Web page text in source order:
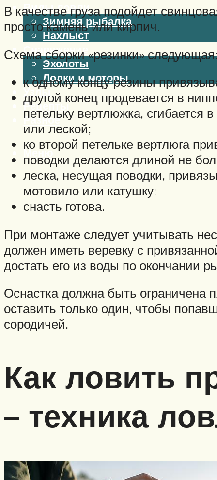
Виды ловли
Зимняя рыбалка
Нахлыст
Снаряжение
Эхолоты
Лодки и моторы
Узлы
Рецепты
Разное
Меню
В качестве груза подойдет
просто камень или кирпич.
Схема сборки «резинки» следующая:
к одному концу резины
другой конец продевается в
петельку вертлюжка, сгибается
или леской;
ко второй петельке вертлюга
поводки делаются длиной не
леска, несущая поводки,
мотовило или катушку;
снасть готова.
При монтаже следует учитывать
должен иметь веревку с
достать его из воды по окончании
Оснастка должна быть ограничена
оставить только один, чтобы
сородичей.
Как ловить
– техника